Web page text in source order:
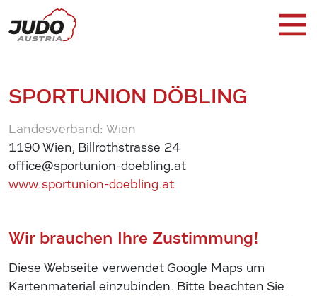
SPORTUNION DÖBLING
Landesverband: Wien
1190 Wien, Billrothstrasse 24
office@sportunion-doebling.at
www.sportunion-doebling.at
Wir brauchen Ihre Zustimmung!
Diese Webseite verwendet Google Maps um
Kartenmaterial einzubinden. Bitte beachten Sie